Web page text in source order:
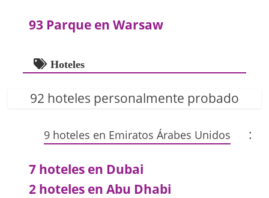
93 Parque en Warsaw
Hoteles
92 hoteles personalmente probado
9 hoteles en Emiratos Árabes Unidos :
7 hoteles en Dubai
2 hoteles en Abu Dhabi